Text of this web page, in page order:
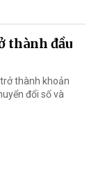
thành đầu
thành khoản
đổi số và